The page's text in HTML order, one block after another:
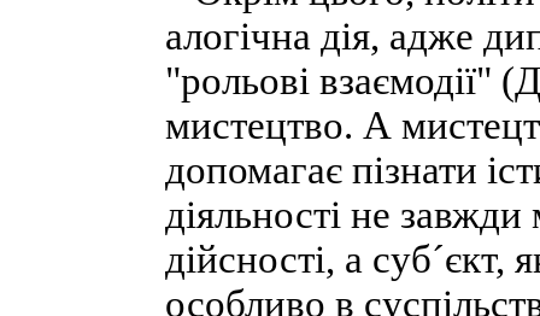
алогічна дія, адже
"рольові
мистецтво. А
допомагає пізнати
діяльності не
дійсності, а суб´єкт,
особливо в